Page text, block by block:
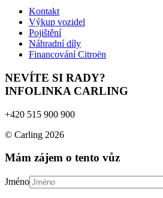
Kontakt
Výkup vozidel
Pojištění
Náhradní díly
Financování Citroën
NEVÍTE SI RADY?
INFOLINKA CARLING
+420 515 900 900
© Carling 2026
Mám zájem o tento vůz
Jméno